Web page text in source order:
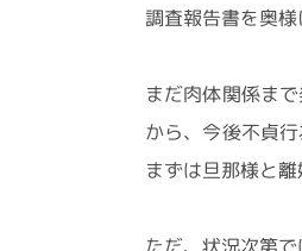
調査報告書を奥様
まだ肉体関係ま
から、今後不貞
まずは旦那様と